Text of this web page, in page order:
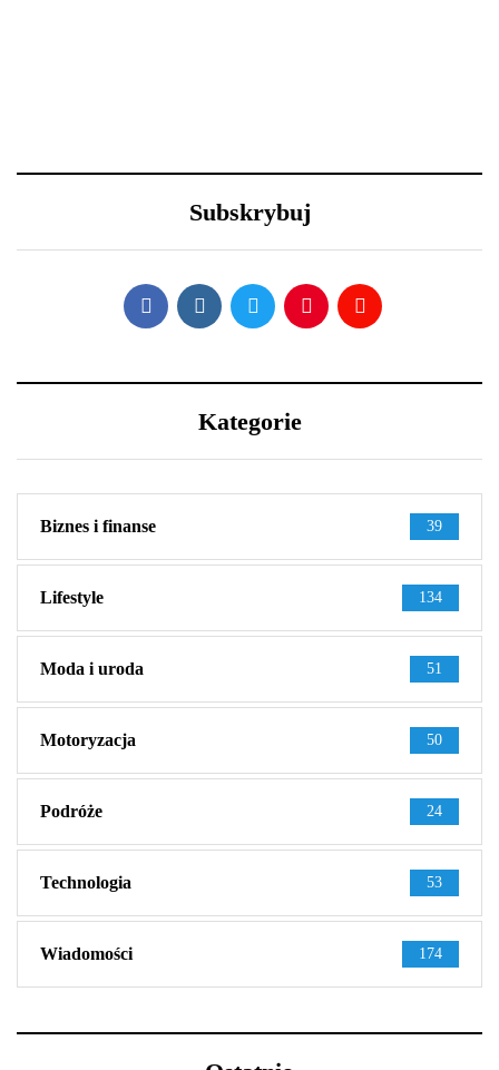
Tobą? 5 wskazówek, aby
Package - co sprawia, że
jest aż tak wyjątkowy?
Subskrybuj
Kategorie
Biznes i finanse 39
Lifestyle 134
Moda i uroda 51
Motoryzacja 50
Podróże 24
Technologia 53
Wiadomości 174